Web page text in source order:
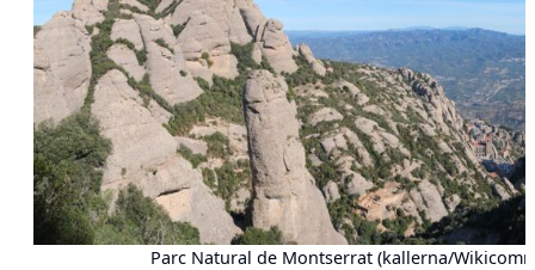
Parc Natural de Montserrat (kallerna/